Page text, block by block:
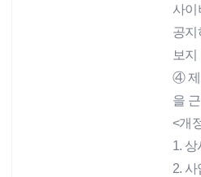
사이
공지
보
④ 제
을
<개
1.
2.